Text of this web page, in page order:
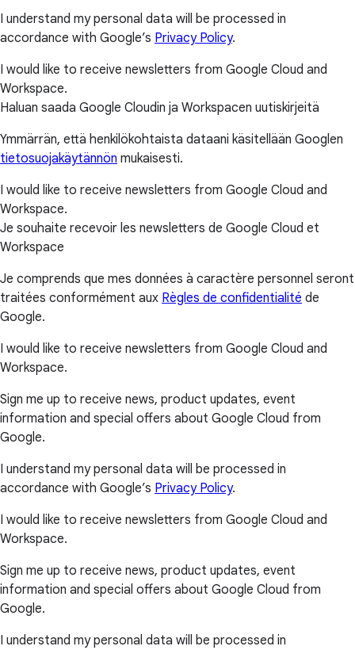
I understand my personal data will be processed in
accordance with Google’s Privacy Policy.
I would like to receive newsletters from Google Cloud and
Workspace.
Haluan saada Google Cloudin ja Workspacen uutiskirjeitä
Ymmärrän, että henkilökohtaista dataani käsitellään Googlen
tietosuojakäytännön mukaisesti.
I would like to receive newsletters from Google Cloud and
Workspace.
Je souhaite recevoir les newsletters de Google Cloud et
Workspace
Je comprends que mes données à caractère personnel seront
traitées conformément aux Règles de confidentialité de
Google.
I would like to receive newsletters from Google Cloud and
Workspace.
Sign me up to receive news, product updates, event
information and special offers about Google Cloud from
Google.
I understand my personal data will be processed in
accordance with Google’s Privacy Policy.
I would like to receive newsletters from Google Cloud and
Workspace.
Sign me up to receive news, product updates, event
information and special offers about Google Cloud from
Google.
I understand my personal data will be processed in